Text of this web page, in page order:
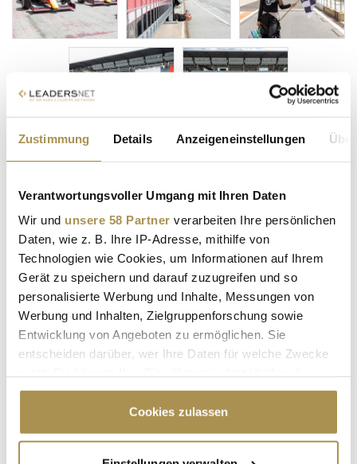
Zustimmung Details Anzeigeneinstellungen
Verantwortungsvoller Umgang mit Ihren Daten
Wir und unsere 58 Partner verarbeiten Ihre persönlichen
Daten, wie z. B. Ihre IP-Adresse, mithilfe von
Technologien wie Cookies, um Informationen auf Ihrem
Gerät zu speichern und darauf zuzugreifen und so
personalisierte Werbung und Inhalte, Messungen von
Werbung und Inhalten, Zielgruppenforschung sowie
Entwicklung von Angeboten zu ermöglichen. Sie
entscheiden darüber, wer Ihre Daten für welche Zwecke
Cookie-Erklärung oder durch Klicken auf das Privacy
Trigger Symbol ändern oder widerrufen
Cookies zulassen
ZURÜCK Seite 2 / 2
ALLE GALERIEN
Advertisement